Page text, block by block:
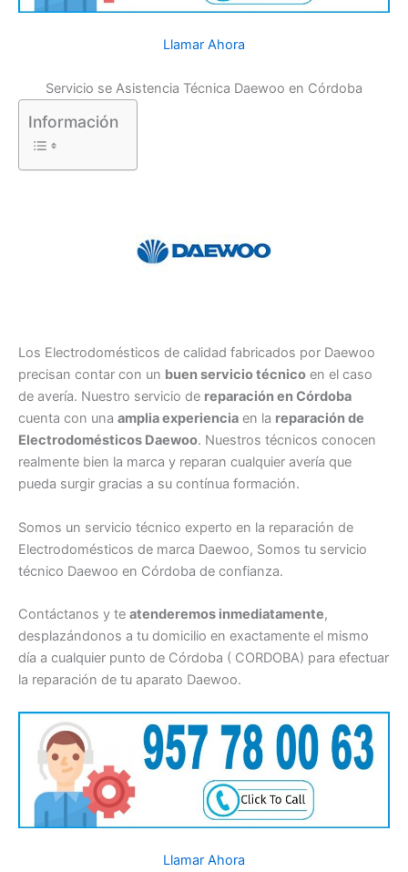
Llamar Ahora
Servicio se Asistencia Técnica Daewoo en Córdoba
Información
Los Electrodomésticos de calidad fabricados por Daewoo
precisan contar con un buen servicio técnico en el caso
de avería. Nuestro servicio de reparación en Córdoba
cuenta con una amplia experiencia en la reparación de
Electrodomésticos Daewoo. Nuestros técnicos conocen
realmente bien la marca y reparan cualquier avería que
pueda surgir gracias a su contínua formación.
Somos un servicio técnico experto en la reparación de
Electrodomésticos de marca Daewoo, Somos tu servicio
técnico Daewoo en Córdoba de confianza.
Contáctanos y te atenderemos inmediatamente,
desplazándonos a tu domicilio en exactamente el mismo
día a cualquier punto de Córdoba ( CORDOBA) para efectuar
la reparación de tu aparato Daewoo.
Llamar Ahora